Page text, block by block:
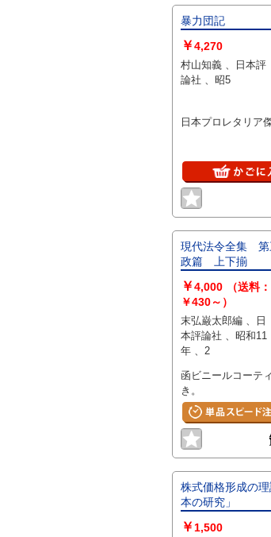
暴力団記
￥4,270
村山知義 、日本評
論社 、昭5
日本プロレタリア
現代法令全集
政篇 上下揃
￥4,000
（送料：
￥430～）
末弘巌太郎編 、日
本評論社 、昭和11
年 、2
函ビニールコーテ
き。
株式価格形成の
本の研究」
￥ 1,500